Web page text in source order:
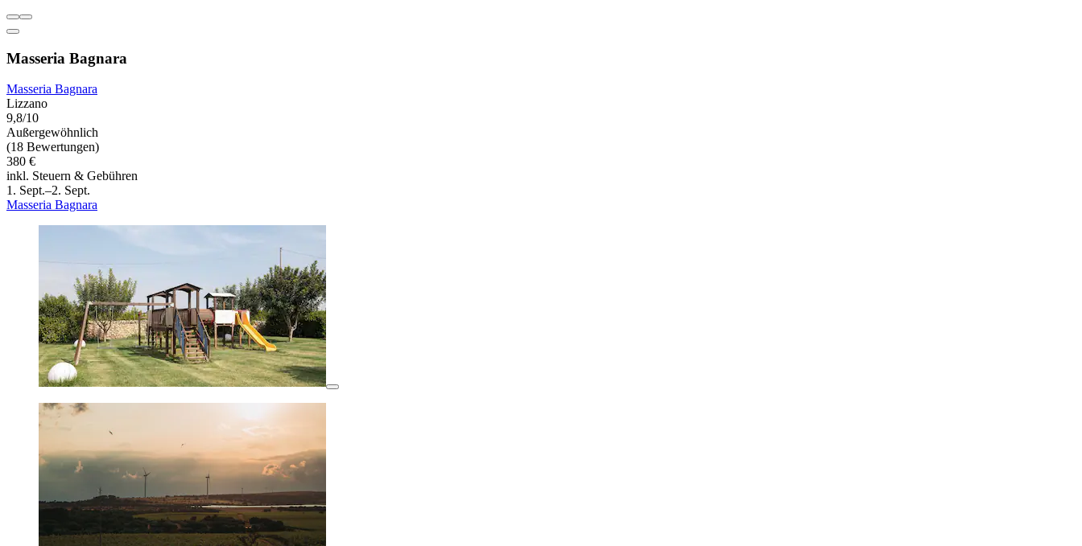
Masseria Bagnara
Masseria Bagnara
Lizzano
9,8/10
Außergewöhnlich
(18 Bewertungen)
380 €
inkl. Steuern & Gebühren
1. Sept.–2. Sept.
Masseria Bagnara